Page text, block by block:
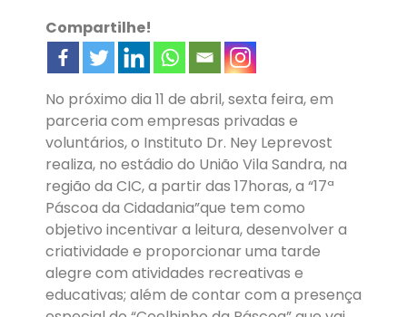
Compartilhe!
No próximo dia 11 de abril, sexta feira, em
parceria com empresas privadas e
voluntários, o Instituto Dr. Ney Leprevost
realiza, no estádio do União Vila Sandra, na
região da CIC, a partir das 17horas, a “17ª
Páscoa da Cidadania”que tem como
objetivo incentivar a leitura, desenvolver a
criatividade e proporcionar uma tarde
alegre com atividades recreativas e
educativas; além de contar com a presença